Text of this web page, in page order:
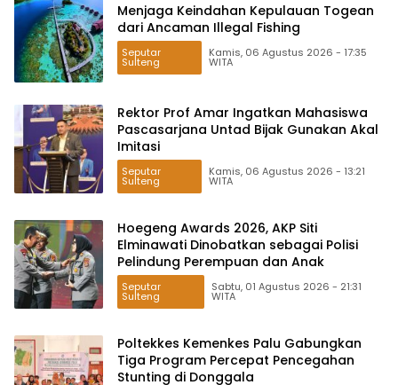
Menjaga Keindahan Kepulauan Togean
dari Ancaman Illegal Fishing
Seputar
Sulteng
Kamis, 06 Agustus 2026 - 17:35
WITA
Rektor Prof Amar Ingatkan Mahasiswa
Pascasarjana Untad Bijak Gunakan Akal
Imitasi
Seputar
Sulteng
Kamis, 06 Agustus 2026 - 13:21
WITA
Hoegeng Awards 2026, AKP Siti
Elminawati Dinobatkan sebagai Polisi
Pelindung Perempuan dan Anak
Seputar
Sulteng
Sabtu, 01 Agustus 2026 - 21:31
WITA
Poltekkes Kemenkes Palu Gabungkan
Tiga Program Percepat Pencegahan
Stunting di Donggala